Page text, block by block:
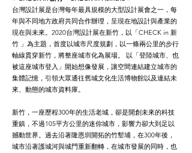
台灣設計展是台灣每年最具規模的大型設計展會之一，每
年與不同地方政府共同合作辦理，呈現在地設計與產業的
現在與未來。2020台灣設計展在新竹，以「CHECK in 新
竹 」為主題，首度以城市尺度規劃，以一條兩公里的步行
軸線貫穿新竹，將整座城市化為展場。 以「登陸城市、也
被這座城市登入」開始想像發展，讓空間連結建立城市的
集體記憶，引領大眾通往舊城文化生活博物館以及連結未
來、動態的城市資料庫。
新竹，一座歷程300年的生活老城，卻是開創未來的科技
重鎮，不過105平方公里的迷你城市，影響力卻大到足以
撼動世界。過去沿著隆恩圳開拓的竹塹埔，在300年後，
城市沿著護城河與城門重新翻轉，在城市發展的同時，也